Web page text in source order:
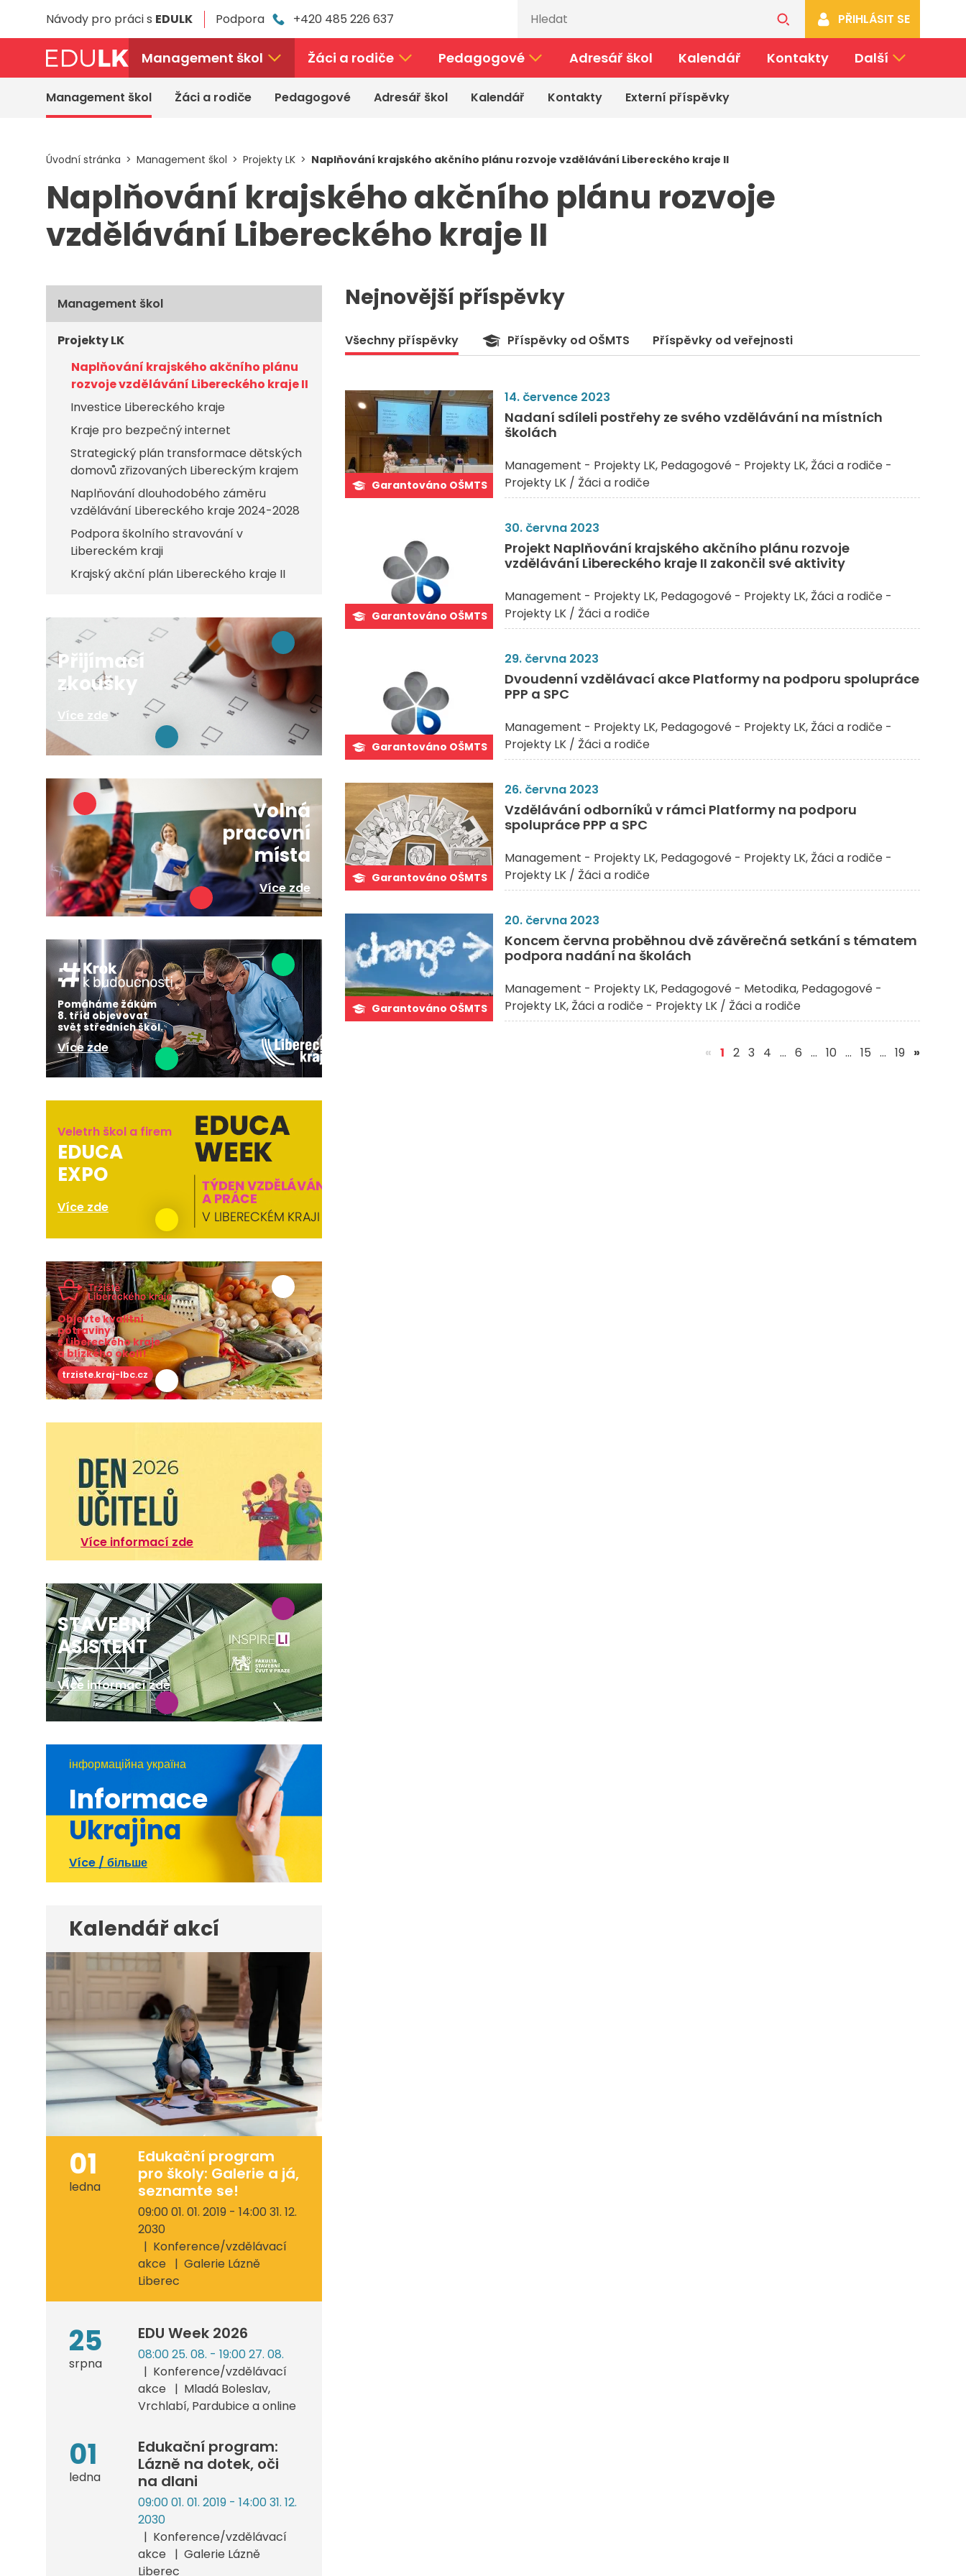
Návody pro práci s EDULK Podpora +420 485 226 637 PŘIHLÁSIT SE
Management škol Žáci a rodiče Pedagogové Adresář škol Kalendář Kontakty Další
Management škol Žáci a rodiče Pedagogové Adresář škol Kalendář Kontakty Externí příspěvky
Úvodní stránka Management škol Projekty LK Naplňování krajského akčního plánu rozvoje vzdělávání Libereckého kraje II
Naplňování krajského akčního plánu rozvoje
vzdělávání Libereckého kraje II
Nejnovější příspěvky
Všechny příspěvky Příspěvky od OŠMTS Příspěvky od veřejnosti
Garantováno OŠMTS
14. července 2023
Nadaní sdíleli postřehy ze svého vzdělávání na místních
školách
Management - Projekty LK Pedagogové - Projekty LK Žáci a rodiče -
Projekty LK / Žáci a rodiče
Garantováno OŠMTS
30. června 2023
Projekt Naplňování krajského akčního plánu rozvoje
vzdělávání Libereckého kraje II zakončil své aktivity
Management - Projekty LK Pedagogové - Projekty LK Žáci a rodiče -
Projekty LK / Žáci a rodiče
Garantováno OŠMTS
29. června 2023
Dvoudenní vzdělávací akce Platformy na podporu spolupráce
PPP a SPC
Management - Projekty LK Pedagogové - Projekty LK Žáci a rodiče -
Projekty LK / Žáci a rodiče
Garantováno OŠMTS
26. června 2023
Vzdělávání odborníků v rámci Platformy na podporu
spolupráce PPP a SPC
Management - Projekty LK Pedagogové - Projekty LK Žáci a rodiče -
Projekty LK / Žáci a rodiče
Garantováno OŠMTS
20. června 2023
Koncem června proběhnou dvě závěrečná setkání s tématem
podpora nadání na školách
Management - Projekty LK Pedagogové - Metodika Pedagogové -
Projekty LK Žáci a rodiče - Projekty LK / Žáci a rodiče
« 1 (aktuální)
2 3 4 … 6 … 10 … 15 … 19 »
Management škol
Projekty LK
Naplňování krajského akčního plánu
rozvoje vzdělávání Libereckého kraje II
Investice Libereckého kraje
Kraje pro bezpečný internet
Strategický plán transformace dětských
domovů zřizovaných Libereckým krajem
Naplňování dlouhodobého záměru
vzdělávání Libereckého kraje 2024-2028
Podpora školního stravování v
Libereckém kraji
Krajský akční plán Libereckého kraje II
Přijímací
zkoušky
Více zde
Volná
pracovní
místa
Více zde
Pomáháme žákům
8. tříd objevovat
svět středních škol.
Více zde
Veletrh škol a firem
EDUCA
EXPO
Více zde
Objevte kvalitní
potraviny
z Libereckého kraje
a blízkého okolí!
trziste.kraj-lbc.cz
Více informací zde
STAVEBNÍ
ASISTENT
Více informací zde
інформаційна україна
Informace
Ukrajina
Více / більше
Kalendář akcí
01
ledna
Edukační program
pro školy: Galerie a já,
seznamte se!
09:00 01. 01. 2019 - 14:00 31. 12.
2030
Konference/vzdělávací
akce
Galerie Lázně
Liberec
25
srpna
EDU Week 2026
08:00 25. 08. - 19:00 27. 08.
Konference/vzdělávací
akce
Mladá Boleslav,
Vrchlabí, Pardubice a online
01
ledna
Edukační program:
Lázně na dotek, oči
na dlani
09:00 01. 01. 2019 - 14:00 31. 12.
2030
Konference/vzdělávací
akce
Galerie Lázně
Liberec